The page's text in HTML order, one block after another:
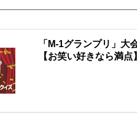
「M-1グランプリ」大
【お笑い好きなら満点】